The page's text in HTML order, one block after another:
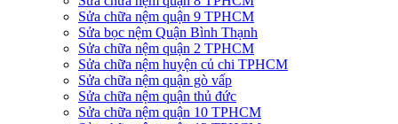
Sửa chữa nệm quận 9 TPHCM
Sửa bọc nệm Quận Bình Thạnh
Sửa chữa nệm quận 2 TPHCM
Sửa chữa nệm huyện củ chi TPHCM
Sửa chữa nệm quận gò vấp
Sửa chữa nệm quận thủ đức
Sửa chữa nệm quận 10 TPHCM